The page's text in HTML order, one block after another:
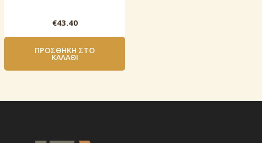
€43.40
ΠΡΟΣΘΉΚΗ ΣΤΟ
ΚΑΛΆΘΙ